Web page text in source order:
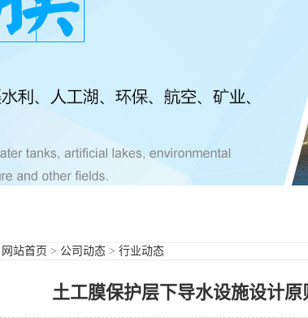
网站首页 > 公司动态 > 行业动态
土工膜保护层下导水设施设计原